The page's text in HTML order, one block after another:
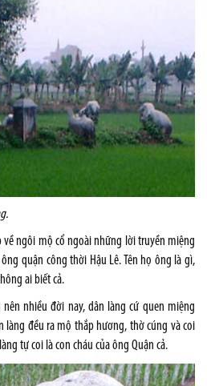
về ngôi mộ cổ ngoài những lời truyền miệng
quận công thời Hậu Lê. Tên họ ông là gì,
ai biết cả.
nhiều đời nay, dân làng cứ quen miệng
làng đều ra mộ thắp hương, thờ cúng và coi
tự coi là con cháu của ông Quận cả.